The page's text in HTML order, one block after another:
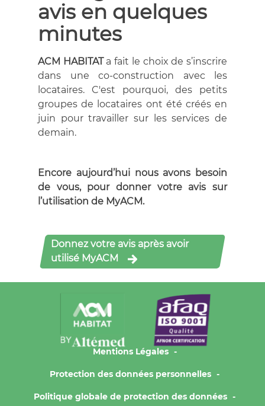
avis en quelques
minutes
ACM HABITATa fait le choix de s’inscrire
dans une co-construction avec les
locataires. C'est pourquoi, des petits
groupes de locataires ont été créés en
juin pour travailler sur les services de
demain.
Encore aujourd’hui nous avons besoin
de vous, pour donner votre avis sur
l’utilisation de MyACM.
Donnez votre avis après avoir
utilisé MyACM
Mentions Légales
Protection des données personnelles
Politique globale de protection des données